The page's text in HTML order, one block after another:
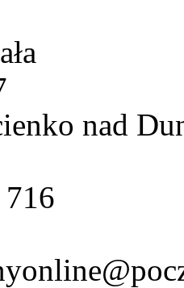
nad